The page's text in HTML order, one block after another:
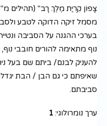
צָפוֹן קִרְיַת מֶלֶךְ רָב" (תהילים
מסמל זיקה הדוקה לטבע
בערכי ההגנה על הסביבה
נוף מתאימה להורים חובבי
להעניק לבנם/ ביתם שם בעל
שאיפתם כי גם הבן / הבת יגדלו
סביבתם.
ערך נומרולוגי: 1